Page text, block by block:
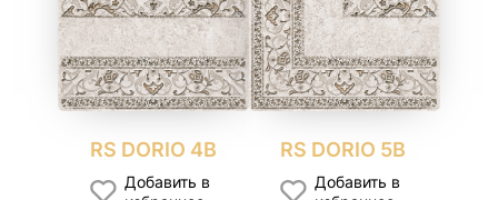
RS DORIO 4B
Добавить в
RS DORIO 5B
Добавить в